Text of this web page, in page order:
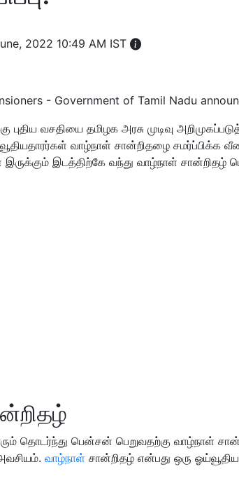
2022 10:49 AM IST
வசதியை தமிழக அரசு முடிவு
வாழ்நாள் சான்றிதழை
இடத்திற்கே வந்து வாழ்நாள் சான்றிதழ்
தொடர்ந்து பென்சன் பெறுவதற்கு வாழ்நாள்
வாழ்நாள் சான்றிதழ் என்பது ஒரு